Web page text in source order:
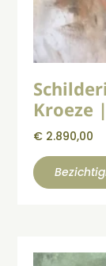
Kroeze
€ 2.890,00